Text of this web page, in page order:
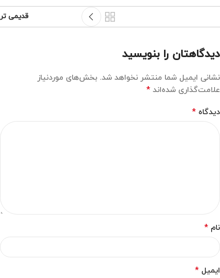
قدیمی تر
دیدگاهتان را بنویسید
نشانی ایمیل شما منتشر نخواهد شد. بخش‌های موردنیاز
علامت‌گذاری شده‌اند *
دیدگاه *
نام *
ایمیل *